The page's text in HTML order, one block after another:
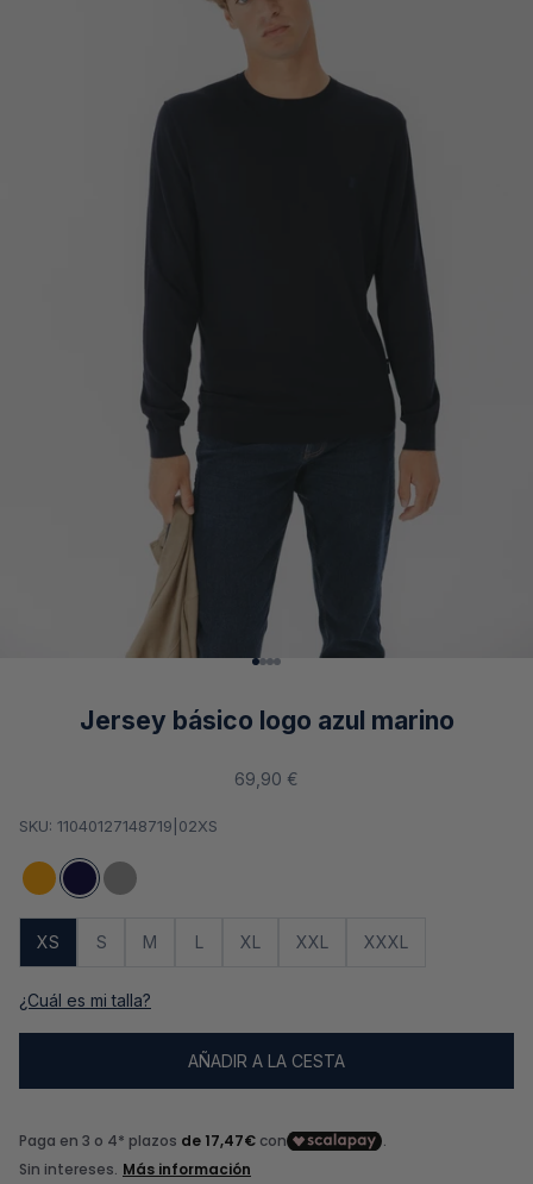
Ir al artículo 1
Ir al artículo 2
Ir al artículo 3
Ir al artículo 4
Jersey básico logo azul marino
Precio de oferta
69,90 €
SKU: 11040127148719|02XS
OrangeAzul marino
Gris
XS S M L XL XXL XXXL
¿Cuál es mi talla?
AÑADIR A LA CESTA